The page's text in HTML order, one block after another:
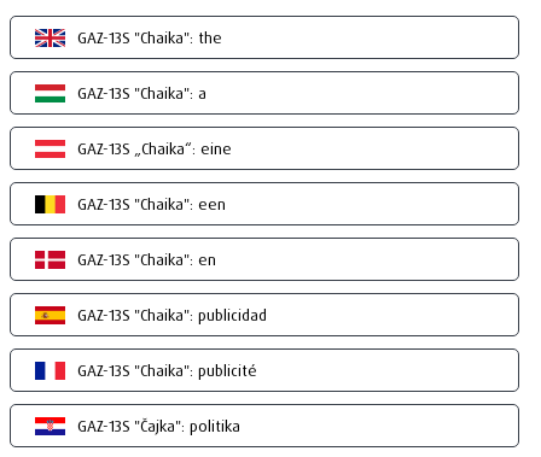
GAZ-13S "Chaika": the
GAZ-13S "Chaika": a
GAZ-13S „Chaika“: eine
GAZ-13S "Chaika": een
GAZ-13S "Chaika": en
GAZ-13S "Chaika": publicidad
GAZ-13S "Chaika": publicité
GAZ-13S "Čajka": politika